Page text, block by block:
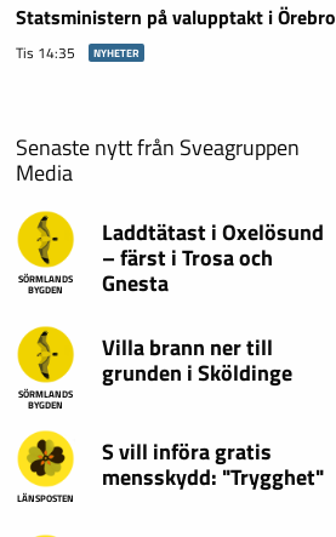
Statsministern på valupptakt i Örebro
Tis 14:35 NYHETER
Senaste nytt från Sveagruppen
Media
SÖRMLANDS
BYGDEN
Laddtätast i Oxelösund
– färst i Trosa och
Gnesta
SÖRMLANDS
BYGDEN
Villa brann ner till
grunden i Sköldinge
LÄNSPOSTEN
S vill införa gratis
mensskydd: "Trygghet"